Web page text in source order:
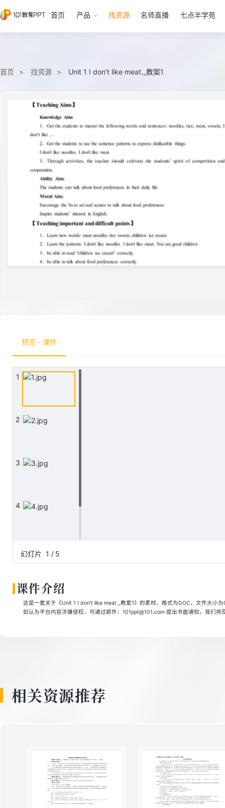
首页 产品 找资源 名师直播 七点半学苑
首页 找资源 Unit 1 I don't like meat._教案1
预览 - 课件
1
2
3
4
幻灯片 1 / 5
课件介绍
这是一套关于《Unit 1 I don't like meat._教案1》的素材，格式为DOC，文件大小
如认为平台内容涉嫌侵权，可通过邮件：101ppt@101.com 提出书面通知，我们将
相关资源推荐